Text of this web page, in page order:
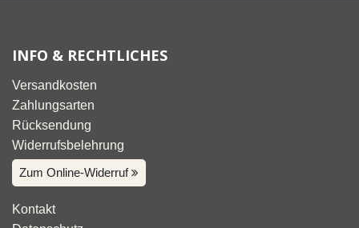
INFO & RECHTLICHES
Versandkosten
Zahlungsarten
Rücksendung
Widerrufsbelehrung
Zum Online-Widerruf
Kontakt